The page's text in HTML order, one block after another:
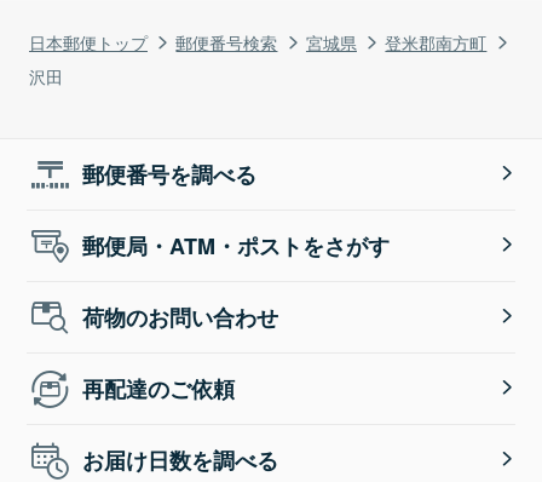
日本郵便トップ 郵便番号検索 宮城県
登米郡南方町
沢田
郵便番号を調べる
郵便局・ATM・ポストをさがす
荷物のお問い合わせ
再配達のご依頼
お届け日数を調べる